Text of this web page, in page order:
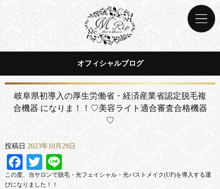
オフィシャルブログ
岐阜県初導入の厚生労働省・経済産業省認定脱毛複
合機器 になりま！！♡美容ライト適合審査合格機器
♡
投稿日 2023年10月28日
Facebook
Twitter
この度、当サロンで脱毛・光フェイシャル・光バストメイク(UP)を導入する運
びになりました！！